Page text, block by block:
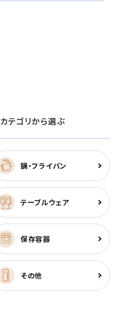
カテゴリから選ぶ
鍋・フライパン
テーブルウェア
保存容器
その他